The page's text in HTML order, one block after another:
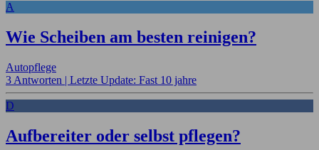
A
Wie Scheiben am besten reinigen?
Autopflege
3 Antworten | Letzte Update: Fast 10 jahre
D
Aufbereiter oder selbst pflegen?